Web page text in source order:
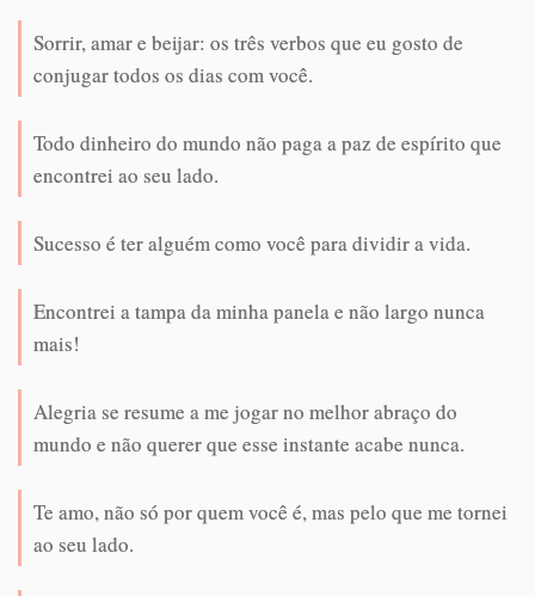
Sorrir, amar e beijar: os três verbos que eu gosto de
conjugar todos os dias com você.
Todo dinheiro do mundo não paga a paz de espírito que
encontrei ao seu lado.
Sucesso é ter alguém como você para dividir a vida.
Encontrei a tampa da minha panela e não largo nunca
mais!
Alegria se resume a me jogar no melhor abraço do
mundo e não querer que esse instante acabe nunca.
Te amo, não só por quem você é, mas pelo que me tornei
ao seu lado.